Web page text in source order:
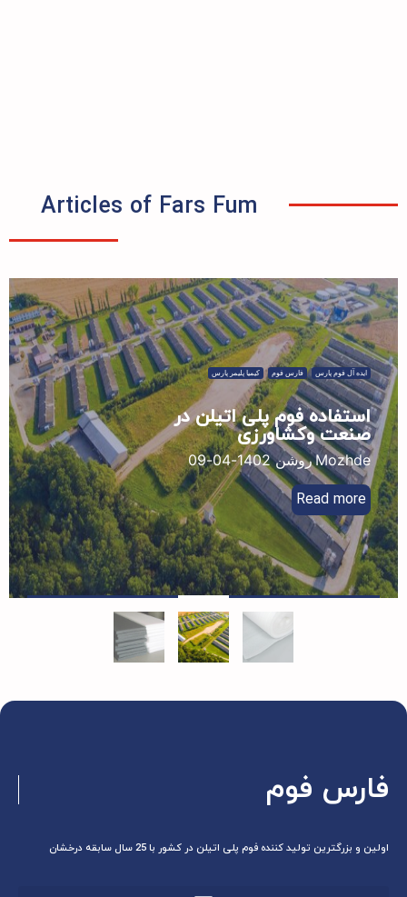
Articles of Fars Fum
فوم پارس فارس فوم کیمیا پلیمر پارس
فوم پلی اتیلن در
وکشاورزی
روشن 1402-04-09
Read
فوم
تولید کننده فوم پلی اتیلن در کشور با 25 سال سابقه درخشان